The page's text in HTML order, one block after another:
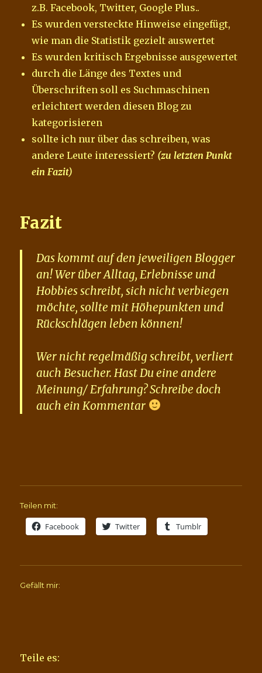
z.B. Facebook, Twitter, Google Plus..
Es wurden versteckte Hinweise eingefügt,
wie man die Statistik gezielt auswertet
Es wurden kritisch Ergebnisse ausgewertet
durch die Länge des Textes und
Überschriften soll es Suchmaschinen
erleichtert werden diesen Blog zu
kategorisieren
sollte ich nur über das schreiben, was
andere Leute interessiert? (zu letzten Punkt
ein Fazit)
Fazit
Das kommt auf den jeweiligen Blogger
an! Wer über Alltag, Erlebnisse und
Hobbies schreibt, sich nicht verbiegen
möchte, sollte mit Höhepunkten und
Rückschlägen leben können!
Wer nicht regelmäßig schreibt, verliert
auch Besucher. Hast Du eine andere
Meinung/ Erfahrung? Schreibe doch
auch ein Kommentar
Teilen mit:
Facebook Twitter Tumblr
Gefällt mir:
Teile es: